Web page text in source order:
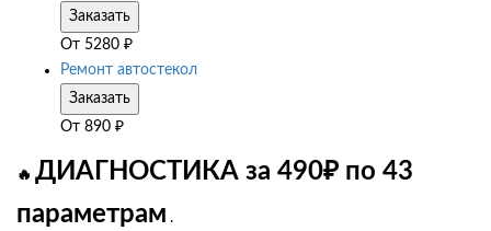
Заказать
От 5280 ₽
Ремонт автостекол
Заказать
От 890 ₽
🔥 ДИАГНОСТИКА за 490₽ по 43
параметрам .